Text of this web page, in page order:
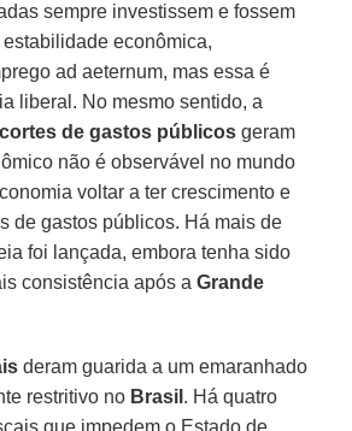
sempre investissem e fossem
econômica,
ad aeternum, mas essa é
liberal. No mesmo sentido, a
cortes de gastos públicos geram
não é observável no mundo
voltar a ter crescimento e
de gastos públicos. Há mais de
foi lançada, embora tenha sido
consistência após aGrande
deram guarida a um emaranhado
restritivo no Brasil . Há quatro